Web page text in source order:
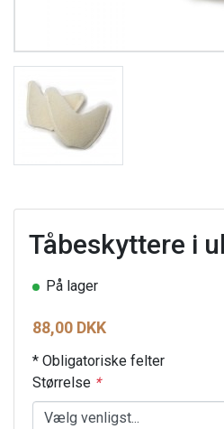
Tåbeskyttere i
På lager
88,00 DKK
* Obligatoriske felter
Størrelse *